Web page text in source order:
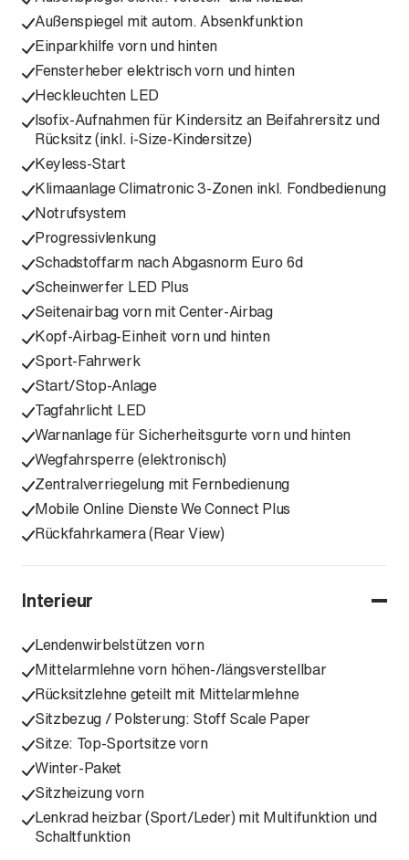
Außenspiegel mit autom. Absenkfunktion
Einparkhilfe vorn und hinten
Fensterheber elektrisch vorn und hinten
Heckleuchten LED
Isofix-Aufnahmen für Kindersitz an Beifahrersitz und
Rücksitz (inkl. i-Size-Kindersitze)
Keyless-Start
Klimaanlage Climatronic 3-Zonen inkl. Fondbedienung
Notrufsystem
Progressivlenkung
Schadstoffarm nach Abgasnorm Euro 6d
Scheinwerfer LED Plus
Seitenairbag vorn mit Center-Airbag
Kopf-Airbag-Einheit vorn und hinten
Sport-Fahrwerk
Start/Stop-Anlage
Tagfahrlicht LED
Warnanlage für Sicherheitsgurte vorn und hinten
Wegfahrsperre (elektronisch)
Zentralverriegelung mit Fernbedienung
Mobile Online Dienste We Connect Plus
Rückfahrkamera (Rear View)
Interieur
Lendenwirbelstützen vorn
Mittelarmlehne vorn höhen-/längsverstellbar
Rücksitzlehne geteilt mit Mittelarmlehne
Sitzbezug / Polsterung: Stoff Scale Paper
Sitze: Top-Sportsitze vorn
Winter-Paket
Sitzheizung vorn
Lenkrad heizbar (Sport/Leder) mit Multifunktion und
Schaltfunktion